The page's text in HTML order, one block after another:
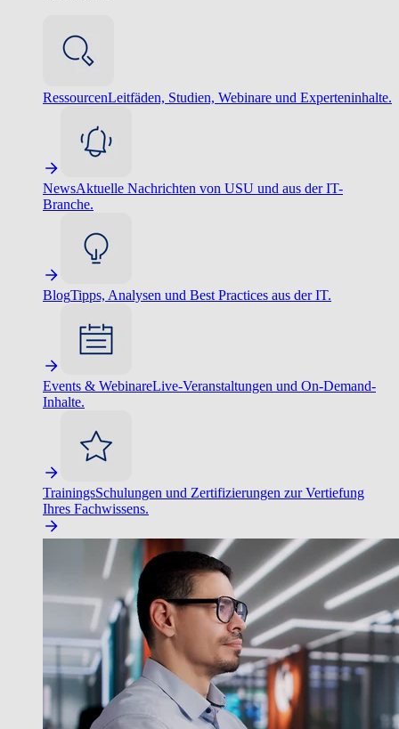
RessourcenLeitfäden, Studien, Webinare und Experteninhalte.
NewsAktuelle Nachrichten von USU und aus der IT-
Branche.
BlogTipps, Analysen und Best Practices aus der IT.
Events & WebinareLive-Veranstaltungen und On-Demand-
Inhalte.
TrainingsSchulungen und Zertifizierungen zur Vertiefung
Ihres Fachwissens.